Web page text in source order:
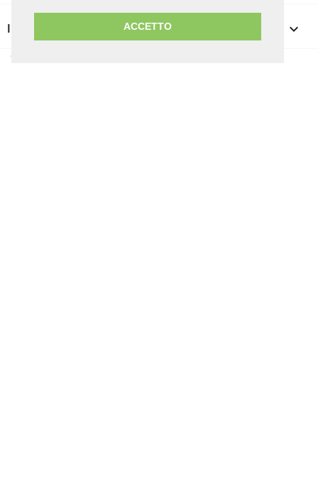
ACCETTO
INFORMAZIONI NEGOZIO keyboard_arrow_down
© 2026 ICT CUBE srl - P.IVA 07085050727